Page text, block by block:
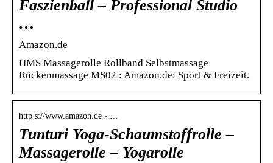
Faszienball – Professional Studio
…
Amazon.de
HMS Massagerolle Rollband Selbstmassage
Rückenmassage MS02 : Amazon.de: Sport & Freizeit.
http s://www.amazon.de › …
Tunturi Yoga-Schaumstoffrolle –
Massagerolle – Yogarolle